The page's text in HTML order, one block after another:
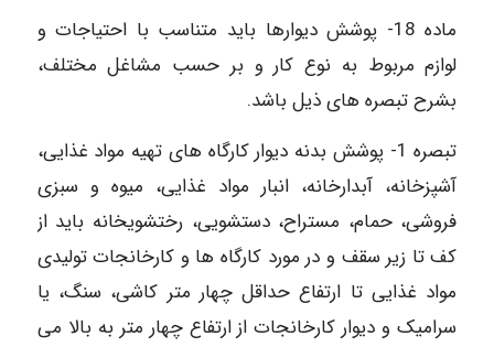
ماده 18- پوشش دیوارها باید متناسب با احتیاجات و
لوازم مربوط به نوع کار و بر حسب مشاغل مختلف،
بشرح تبصره های ذیل باشد.
تبصره 1- پوشش بدنه دیوار کارگاه های تهیه مواد غذایی،
آشپزخانه، آبدارخانه، انبار مواد غذایی، میوه و سبزی
فروشی، حمام، مستراح، دستشویی، رختشویخانه باید از
کف تا زیر سقف و در مورد کارگاه ها و کارخانجات تولیدی
مواد غذایی تا ارتفاع حداقل چهار متر کاشی، سنگ، یا
سرامیک و دیوار کارخانجات از ارتفاع چهار متر به بالا می